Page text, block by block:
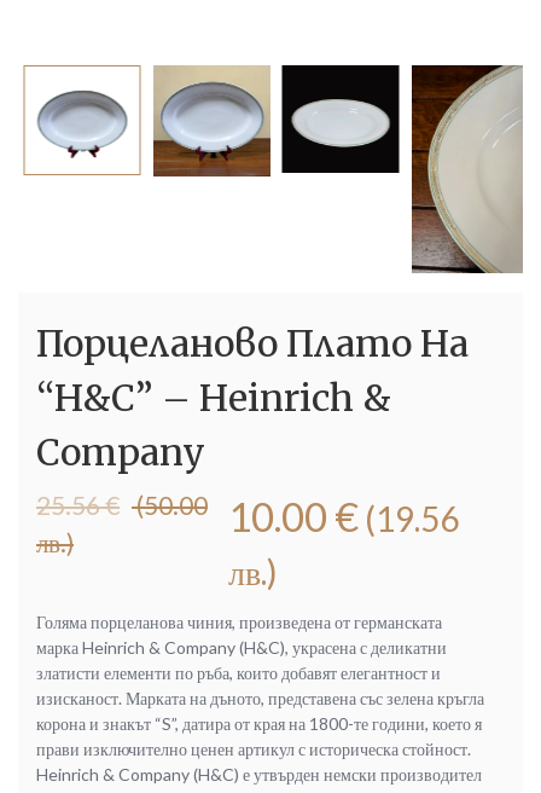
Порцеланово Плато На
“H&C” – Heinrich &
Company
25.56€ (50.00
лв.)
Original
was:
лв.).
10.00 € (19.56
лв.)
Текущата
е:
лв.).
Голяма порцеланова чиния, произведена от германската
марка Heinrich & Company (H&C), украсена с деликатни
златисти елементи по ръба, които добавят елегантност и
изисканост. Марката на дъното, представена със зелена кръгла
корона и знакът “S”, датира от края на 1800-те години, което я
прави изключително ценен артикул с историческа стойност.
Heinrich & Company (H&C) е утвърден немски производител